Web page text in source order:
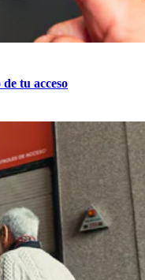
tu acceso